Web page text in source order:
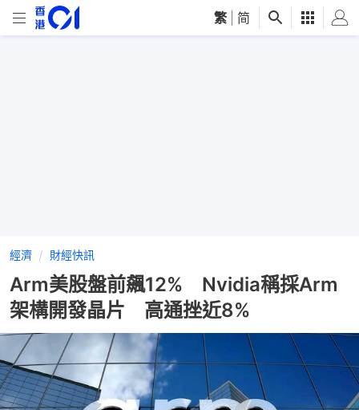
繁 简
經濟 財經快訊
Arm美股盤前飆12% Nvidia稱採Arm
架構開發晶片 高通挫近8%